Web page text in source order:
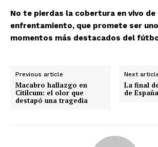
No te pierdas la cobertura en vivo de
enfrentamiento, que promete ser
momentos más destacados del
Previous article
Macabro hallazgo en
Citilcum: el olor que
destapó una tragedia
Next
La final
de